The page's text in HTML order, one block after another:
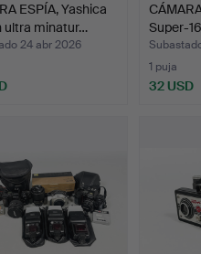
ESPÍA, Yashica
ultra minatur…
24 abr 2026
Super-
1 puja
32 USD